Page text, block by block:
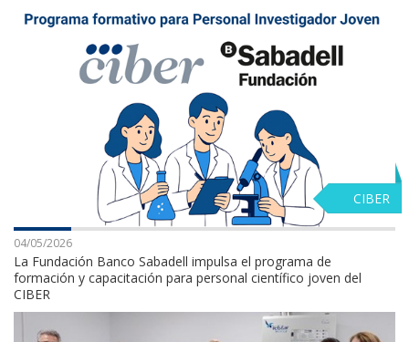
CIBER
04/05/2026
La Fundación Banco Sabadell impulsa el programa de
formación y capacitación para personal científico joven del
CIBER